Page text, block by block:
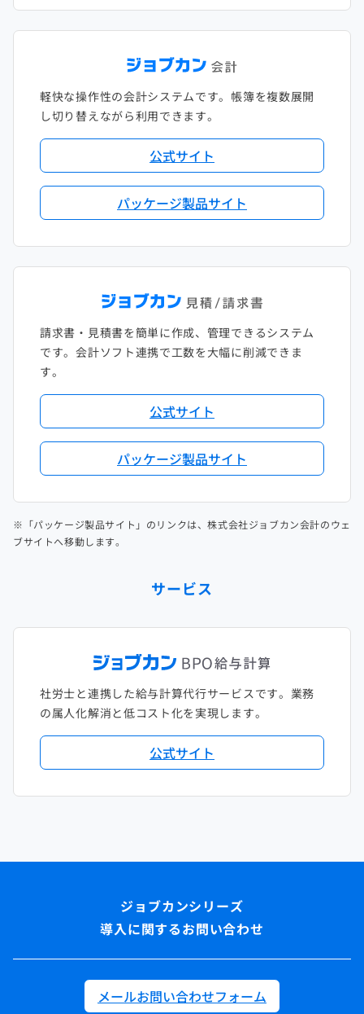
軽快な操作性の会計システムです。帳簿を複数展開
し切り替えながら利用できます。
公式サイト
パッケージ製品サイト
請求書・見積書を簡単に作成、管理できるシステム
です。会計ソフト連携で工数を大幅に削減できま
す。
公式サイト
パッケージ製品サイト
※「パッケージ製品サイト」のリンクは、株式会社ジョブカン会計のウェ
ブサイトへ移動します。
サービス
社労士と連携した給与計算代行サービスです。業務
の属人化解消と低コスト化を実現します。
公式サイト
導入に関するお問い合わせ
メールお問い合わせフォーム